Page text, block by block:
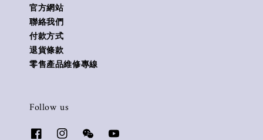
官方網站
聯絡我們
付款方式
退貨條款
零售產品維修專線
Follow us